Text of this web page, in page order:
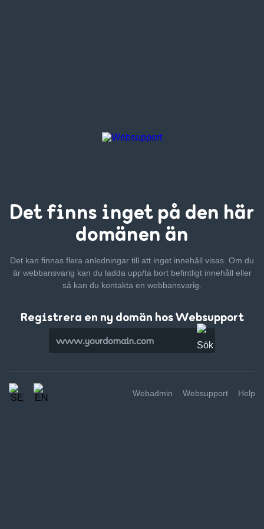
Det finns inget på den här
domänen än
Det kan finnas flera anledningar till att inget innehåll visas. Om du
är webbansvarig kan du ladda upp/ta bort befintligt innehåll eller
så kan du kontakta en webbansvarig.
Registrera en ny domän hos Websupport
Webadmin Websupport Help